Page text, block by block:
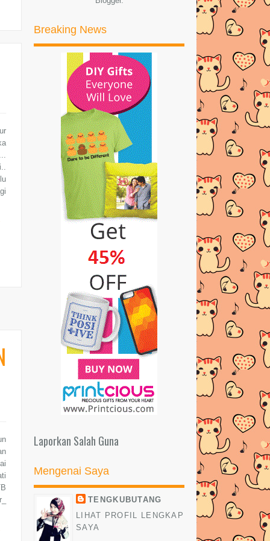
(269)
(327)
(522)
(481)
2012(24)
Breaking News
Laporkan Salah Guna
Mengenai Saya
TENGKUBUTANG
LIHAT PROFIL LENGKAP
SAYA